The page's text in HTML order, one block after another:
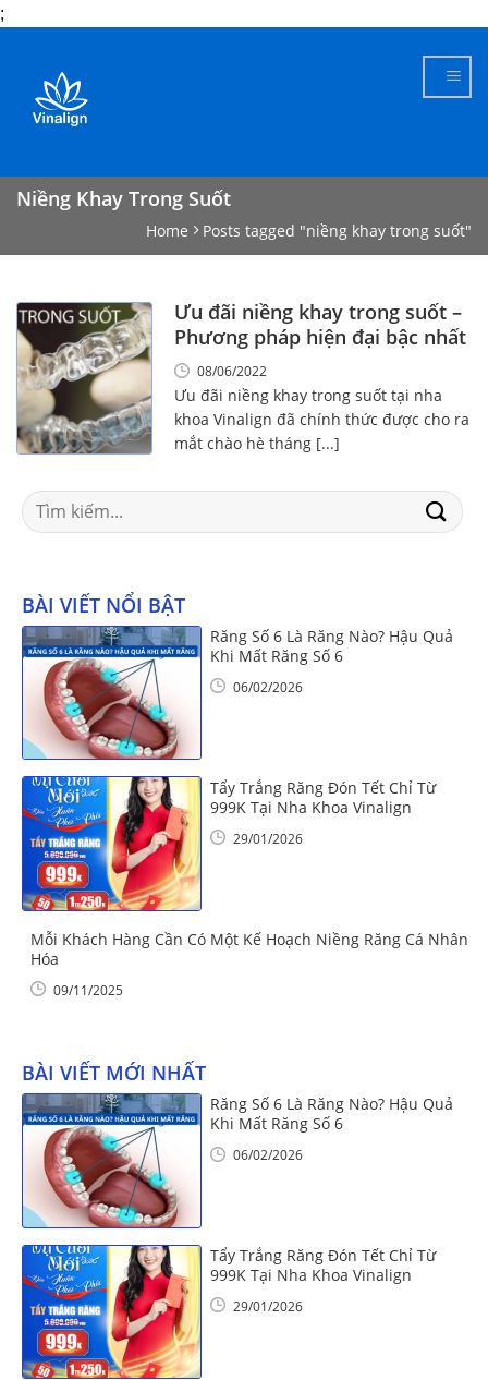
;
content
Niềng Khay Trong Suốt
Home Posts tagged "niềng khay trong suốt"
Ưu đãi niềng khay trong suốt –
Phương pháp hiện đại bậc nhất
08/06/2022
Ưu đãi niềng khay trong suốt tại nha
khoa Vinalign đã chính thức được cho ra
mắt chào hè tháng [...]
Search
for:
BÀI VIẾT NỔI BẬT
Răng Số 6 Là Răng Nào? Hậu Quả
Khi Mất Răng Số 6
06/02/2026
Tẩy Trắng Răng Đón Tết Chỉ Từ
999K Tại Nha Khoa Vinalign
29/01/2026
Mỗi Khách Hàng Cần Có Một Kế Hoạch Niềng Răng Cá Nhân
Hóa
09/11/2025
BÀI VIẾT MỚI NHẤT
Răng Số 6 Là Răng Nào? Hậu Quả
Khi Mất Răng Số 6
06/02/2026
Tẩy Trắng Răng Đón Tết Chỉ Từ
999K Tại Nha Khoa Vinalign
29/01/2026